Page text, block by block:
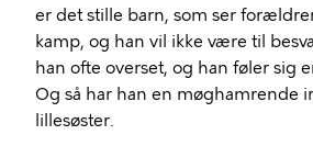
er det stille barn, som ser
kamp, og han vil ikke være til
han ofte overset, og han føler sig
Og så har han en møghamrende
lillesøster.